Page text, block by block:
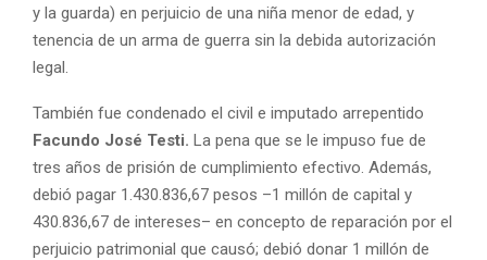
y la guarda) en perjuicio de una niña menor de edad, y
tenencia de un arma de guerra sin la debida autorización
legal.
También fue condenado el civil e imputado arrepentido
Facundo José Testi. La pena que se le impuso fue de
tres años de prisión de cumplimiento efectivo. Además,
debió pagar 1.430.836,67 pesos –1 millón de capital y
430.836,67 de intereses– en concepto de reparación por el
perjuicio patrimonial que causó; debió donar 1 millón de